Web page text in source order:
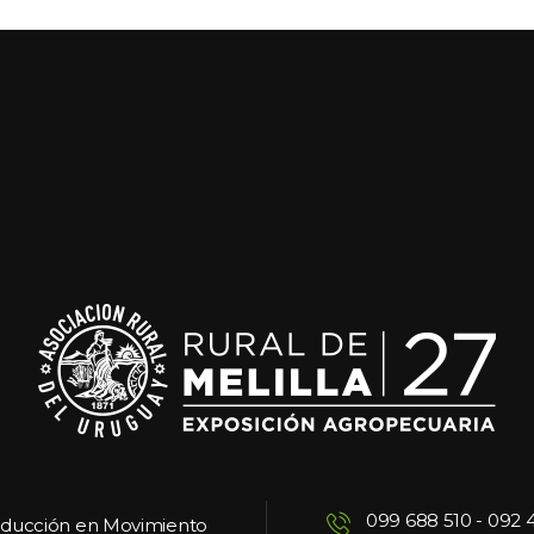
en Movimiento 099 688 510 - 092